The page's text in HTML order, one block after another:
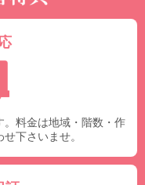
料金は地域・階数・作
下さいませ。